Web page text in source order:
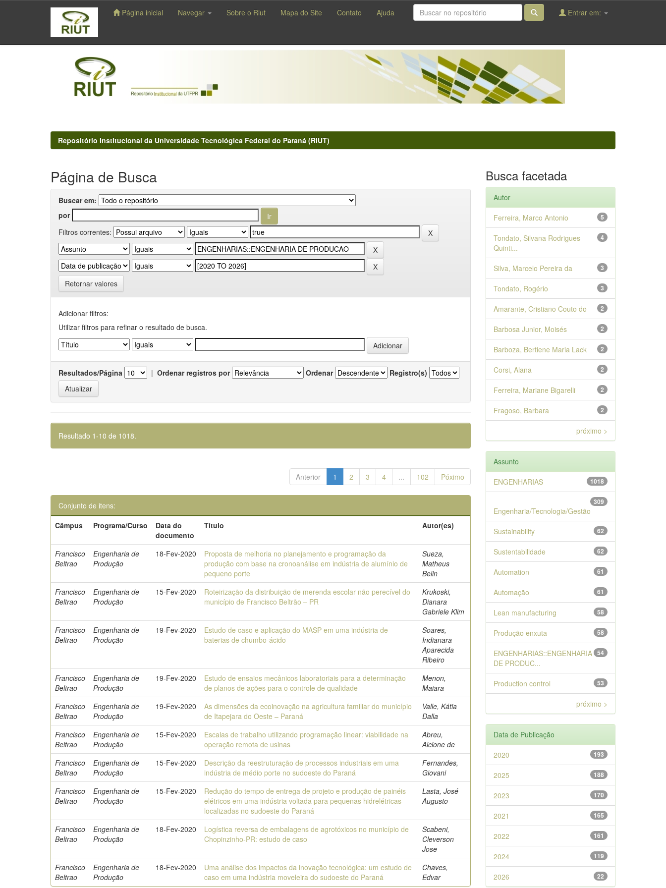
navigation
Página inicial Navegar Sobre o Riut Mapa do Site Contato Ajuda Entrar em:
Repositório Institucional da Universidade Tecnológica Federal do Paraná (RIUT)
Página de Busca
Buscar em:
por
Filtros correntes:
Retornar valores
Adicionar filtros:
Utilizar filtros para refinar o resultado de busca.
Resultados/Página | Ordenar registros por Ordenar Registro(s)
Resultado 1-10 de 1018.
Anterior 1 2 3 4 ... 102 Póximo
Conjunto de itens:
Câmpus
Programa/Curso
Data do
documento
Título Autor(es)
Francisco
Beltrao
Engenharia de
Produção
18-Fev-2020
Proposta de melhoria no planejamento e programação da
produção com base na cronoanálise em indústria de alumínio de
pequeno porte
Sueza,
Matheus
Belin
Francisco
Beltrao
Engenharia de
Produção
15-Fev-2020
Roteirização da distribuição de merenda escolar não perecível do
município de Francisco Beltrão – PR
Krukoski,
Dianara
Gabriele Klim
Francisco
Beltrao
Engenharia de
Produção
19-Fev-2020
Estudo de caso e aplicação do MASP em uma indústria de
baterias de chumbo-ácido
Soares,
Indianara
Aparecida
Ribeiro
Francisco
Beltrao
Engenharia de
Produção
19-Fev-2020
Estudo de ensaios mecânicos laboratoriais para a determinação
de planos de ações para o controle de qualidade
Menon,
Maiara
Francisco
Beltrao
Engenharia de
Produção
19-Fev-2020
As dimensões da ecoinovação na agricultura familiar do município
de Itapejara do Oeste – Paraná
Valle, Kátia
Dalla
Francisco
Beltrao
Engenharia de
Produção
15-Fev-2020
Escalas de trabalho utilizando programação linear: viabilidade na
operação remota de usinas
Abreu,
Alcione de
Francisco
Beltrao
Engenharia de
Produção
15-Fev-2020
Descrição da reestruturação de processos industriais em uma
indústria de médio porte no sudoeste do Paraná
Fernandes,
Giovani
Francisco
Beltrao
Engenharia de
Produção
15-Fev-2020
Redução do tempo de entrega de projeto e produção de painéis
elétricos em uma indústria voltada para pequenas hidrelétricas
localizadas no sudoeste do Paraná
Lasta, José
Augusto
Francisco
Beltrao
Engenharia de
Produção
18-Fev-2020
Logística reversa de embalagens de agrotóxicos no município de
Chopinzinho-PR: estudo de caso
Scabeni,
Cleverson
Jose
Francisco
Beltrao
Engenharia de
Produção
18-Fev-2020
Uma análise dos impactos da inovação tecnológica: um estudo de
caso em uma indústria moveleira do sudoeste do Paraná
Chaves,
Edvar
Busca facetada
Autor
5
Ferreira, Marco Antonio
4
Tondato, Silvana Rodrigues
Quinti...
3
Silva, Marcelo Pereira da
3
Tondato, Rogério
2
Amarante, Cristiano Couto do
2
Barbosa Junior, Moisés
2
Barboza, Bertiene Maria Lack
2
Corsi, Alana
2
Ferreira, Mariane Bigarelli
2
Fragoso, Barbara
próximo >
Assunto
1018
ENGENHARIAS
309
Engenharia/Tecnologia/Gestão
62
Sustainability
62
Sustentabilidade
61
Automation
61
Automação
58
Lean manufacturing
58
Produção enxuta
54
ENGENHARIAS::ENGENHARIA
DE PRODUC...
53
Production control
próximo >
Data de Publicação
193
2020
188
2025
170
2023
165
2021
161
2022
119
2024
22
2026